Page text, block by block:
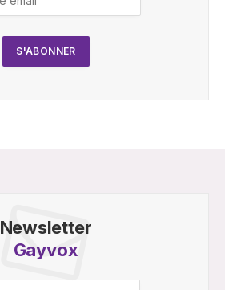
Newsletter
Gayvox